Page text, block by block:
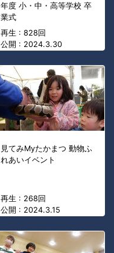
年度 小・中・高等学校 卒
業式
再生 : 828回
公開 : 2024.3.30
見てみMyたかまつ 動物ふ
れあいイベント
再生 : 268回
公開 : 2024.3.15